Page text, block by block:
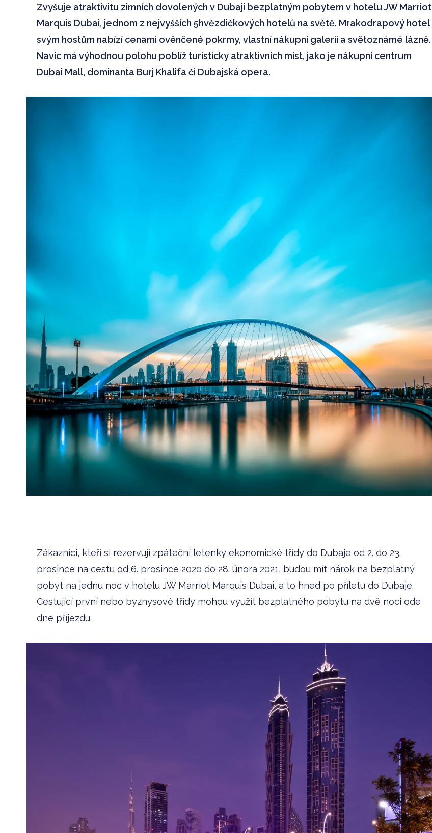
Zvyšuje atraktivitu zimních dovolených v Dubaji bezplatným pobytem v hotelu JW Marriot
Marquis Dubai, jednom z nejvyšších 5hvězdičkových hotelů na světě. Mrakodrapový hotel
svým hostům nabízí cenami ověnčené pokrmy, vlastní nákupní galerii a světoznámé lázně.
Navíc má výhodnou polohu poblíž turisticky atraktivních míst, jako je nákupní centrum
Dubai Mall, dominanta Burj Khalifa či Dubajská opera.
Zákazníci, kteří si rezervují zpáteční letenky ekonomické třídy do Dubaje od 2. do 23.
prosince na cestu od 6. prosince 2020 do 28. února 2021, budou mít nárok na bezplatný
pobyt na jednu noc v hotelu JW Marriot Marquis Dubai, a to hned po příletu do Dubaje.
Cestující první nebo byznysové třídy mohou využít bezplatného pobytu na dvě noci ode
dne příjezdu.